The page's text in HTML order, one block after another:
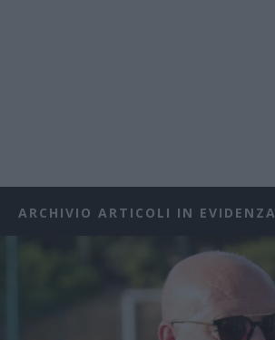
ARCHIVIO ARTICOLI IN EVIDENZA